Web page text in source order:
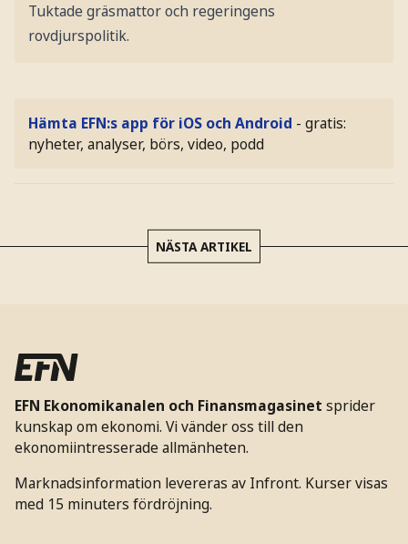
Tuktade gräsmattor och regeringens
rovdjurspolitik.
Hämta EFN:s app för iOS och Android - gratis:
nyheter, analyser, börs, video, podd
NÄSTA ARTIKEL
EFN Ekonomikanalen och Finansmagasinet sprider
kunskap om ekonomi. Vi vänder oss till den
ekonomiintresserade allmänheten.
Marknadsinformation levereras av Infront. Kurser visas
med 15 minuters fördröjning.